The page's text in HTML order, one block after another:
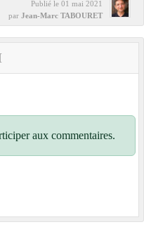
Publié le 01 mai 2021
par Jean-Marc TABOURET
aux commentaires.